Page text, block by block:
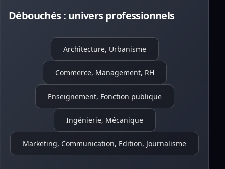
Débouchés : univers professionnels
Architecture, Urbanisme
Commerce, Management, RH
Enseignement, Fonction publique
Ingénierie, Mécanique
Marketing, Communication, Edition, Journalisme